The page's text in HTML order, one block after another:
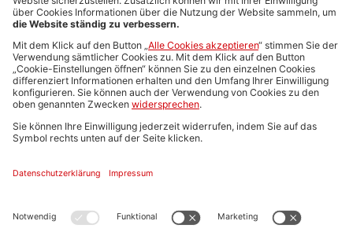
Media-Daten
Newsletteranmeldung
Produktübersicht
ALLGEMEIN
FAQs
Impressum
Stellenangebote C.H.BECK